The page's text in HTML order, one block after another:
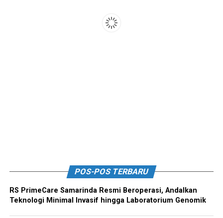
POS-POS TERBARU
RS PrimeCare Samarinda Resmi Beroperasi, Andalkan
Teknologi Minimal Invasif hingga Laboratorium Genomik